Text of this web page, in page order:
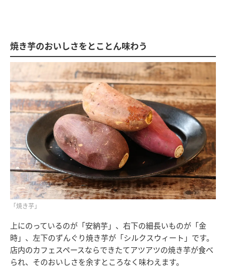
焼き芋のおいしさをとことん味わう
「焼き芋」
上にのっているのが「安納芋」、右下の細長いものが「金
時」、左下のずんぐり焼き芋が「シルクスウィート」です。
店内のカフェスペースならできたてアツアツの焼き芋が食べ
られ、そのおいしさを余すところなく味わえます。